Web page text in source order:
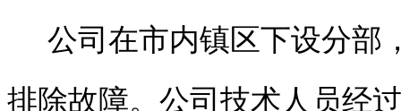
公司在市内镇区下设分部
排除故障。公司技术人员经